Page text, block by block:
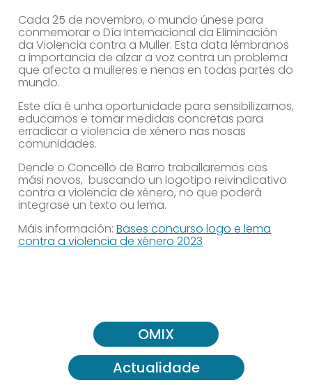
Cada 25 de novembro, o mundo únese para
conmemorar o Día Internacional da Eliminación
da Violencia contra a Muller. Esta data lémbranos
a importancia de alzar a voz contra un problema
que afecta a mulleres e nenas en todas partes do
mundo.
Este día é unha oportunidade para sensibilizarnos,
educarnos e tomar medidas concretas para
erradicar a violencia de xénero nas nosas
comunidades.
Dende o Concello de Barro traballaremos cos
mási novos, buscando un logotipo reivindicativo
contra a violencia de xénero, no que poderá
integrase un texto ou lema.
Máis información: Bases concurso logo e lema
contra a violencia de xénero 2023
OMIX
Actualidade